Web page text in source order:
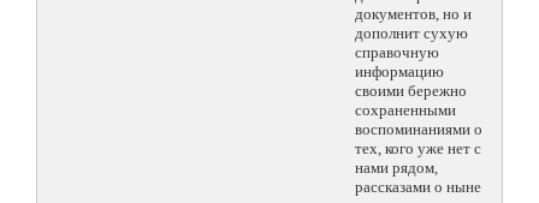
документов, но и
дополнит сухую
справочную
информацию
своими бережно
сохраненными
воспоминаниями о
тех, кого уже нет с
нами рядом,
рассказами о ныне